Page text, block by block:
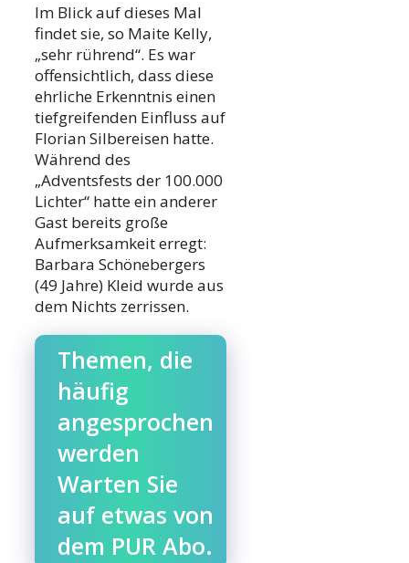
Im Blick auf dieses Mal
findet sie, so Maite Kelly,
„sehr rührend“. Es war
offensichtlich, dass diese
ehrliche Erkenntnis einen
tiefgreifenden Einfluss auf
Florian Silbereisen hatte.
Während des
„Adventsfests der 100.000
Lichter“ hatte ein anderer
Gast bereits große
Aufmerksamkeit erregt:
Barbara Schönebergers
(49 Jahre) Kleid wurde aus
dem Nichts zerrissen.
Themen, die
häufig
angesprochen
werden
Warten Sie
auf etwas von
dem PUR Abo.